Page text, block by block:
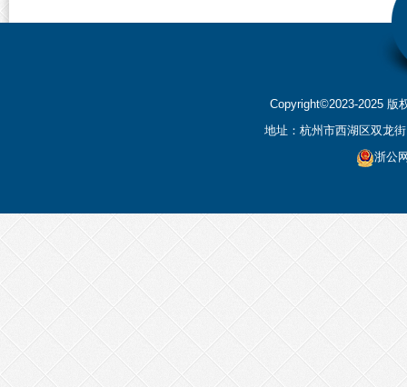
Copyright©2023-2025 版
地址：杭州市西湖区双龙
浙公